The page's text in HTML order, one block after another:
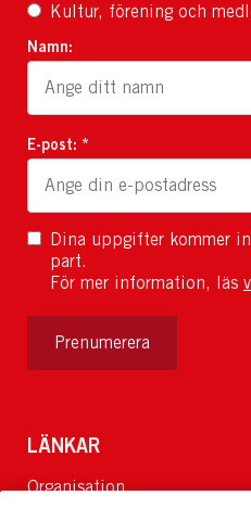
Kultur, förening och
Namn:
E-post: *
Dina uppgifter kommer
part.
För mer information, läs
Prenumerera
LÄNKAR
Organisation